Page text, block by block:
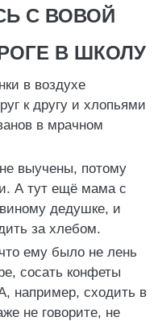
С ВОВОЙ
В ШКОЛУ
в воздухе
к другу и хлопьями
в мрачном
выучены, потому
А тут ещё мама с
дедушке, и
за хлебом.
ему было не лень
сосать конфеты
например, сходить в
не говорите, не